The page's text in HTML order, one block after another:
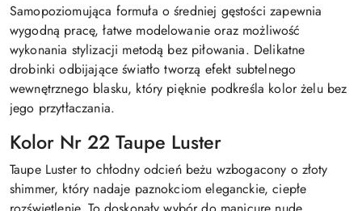
Samopoziomująca formuła o średniej gęstości zapewnia
wygodną pracę, łatwe modelowanie oraz możliwość
wykonania stylizacji metodą bez piłowania. Delikatne
drobinki odbijające światło tworzą efekt subtelnego
wewnętrznego blasku, który pięknie podkreśla kolor żelu bez
jego przytłaczania.
Kolor Nr 22 Taupe Luster
Taupe Luster to chłodny odcień beżu wzbogacony o złoty
shimmer, który nadaje paznokciom eleganckie, ciepłe